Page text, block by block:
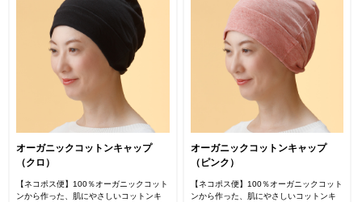
オーガニックコットンキャップ
（クロ）
【ネコポス便】100％オーガニックコット
ンから作った、肌にやさしいコットンキ
オーガニックコットンキャップ
（ピンク）
【ネコポス便】100％オーガニックコット
ンから作った、肌にやさしいコットンキ